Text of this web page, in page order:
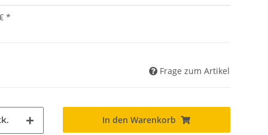
*
Frage zum Artikel
In den Warenkorb